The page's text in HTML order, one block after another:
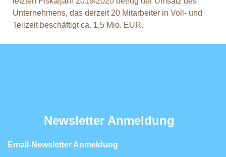
Unternehmens, das derzeit 20 Mitarbeiter in Voll- und
Teilzeit beschäftigt ca. 1,5 Mio. EUR.
Newsletter Anmeldung
Email-Newsletter Anmeldung